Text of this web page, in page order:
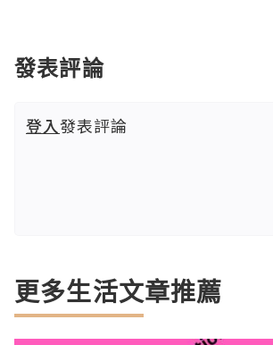
發表評論
登入發表評論
更多生活文章推薦